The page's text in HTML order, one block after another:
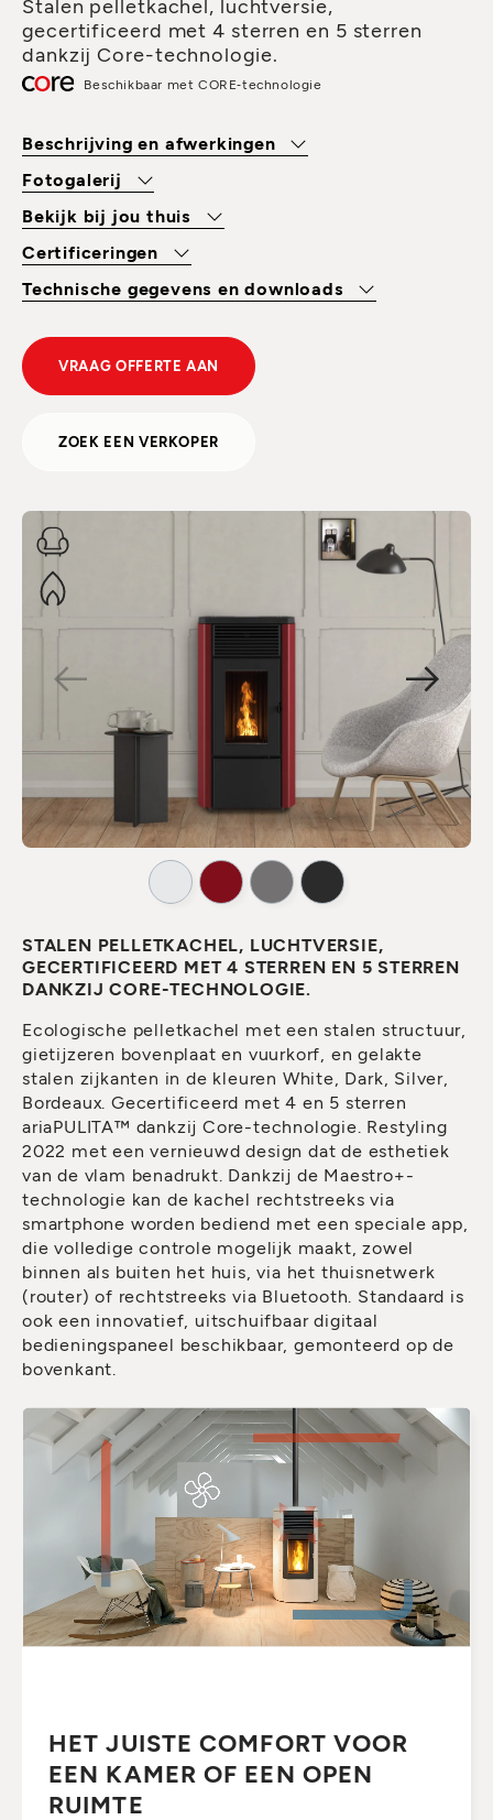
Stalen pelletkachel, luchtversie,
gecertificeerd met 4 sterren en 5 sterren
dankzij Core-technologie.
Beschikbaar met CORE‑technologie
Beschrijving en afwerkingen
Fotogalerij
Bekijk bij jou thuis
Certificeringen
Technische gegevens en downloads
VRAAG OFFERTE AAN
ZOEK EEN VERKOPER
STALEN PELLETKACHEL, LUCHTVERSIE,
GECERTIFICEERD MET 4 STERREN EN 5 STERREN
DANKZIJ CORE-TECHNOLOGIE.
Ecologische pelletkachel met een stalen structuur,
gietijzeren bovenplaat en vuurkorf, en gelakte
stalen zijkanten in de kleuren White, Dark, Silver,
Bordeaux. Gecertificeerd met 4 en 5 sterren
ariaPULITA™ dankzij Core-technologie. Restyling
2022 met een vernieuwd design dat de esthetiek
van de vlam benadrukt. Dankzij de Maestro+-
technologie kan de kachel rechtstreeks via
smartphone worden bediend met een speciale app,
die volledige controle mogelijk maakt, zowel
binnen als buiten het huis, via het thuisnetwerk
(router) of rechtstreeks via Bluetooth. Standaard is
ook een innovatief, uitschuifbaar digitaal
bedieningspaneel beschikbaar, gemonteerd op de
bovenkant.
HET JUISTE COMFORT VOOR
EEN KAMER OF EEN OPEN
RUIMTE